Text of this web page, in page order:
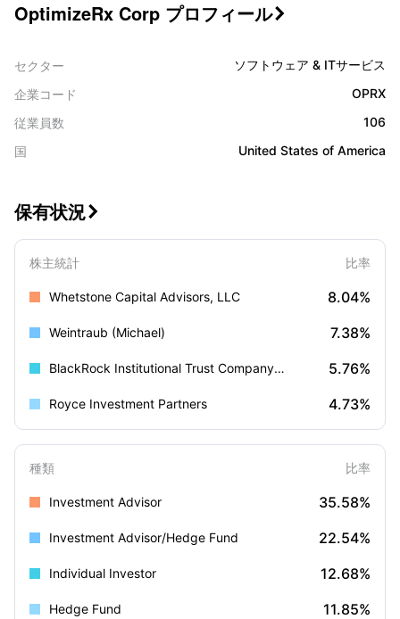
OptimizeRx Corp プロフィール
セクター
ソフトウェア & ITサービス
企業コード
OPRX
従業員数
106
国
United States of America
保有状況
株主統計 比率
Whetstone Capital Advisors, LLC 8.04%
Weintraub (Michael) 7.38%
BlackRock Institutional Trust Company, N.A. 5.76%
Royce Investment Partners 4.73%
種類 比率
Investment Advisor 35.58%
Investment Advisor/Hedge Fund 22.54%
Individual Investor 12.68%
Hedge Fund 11.85%